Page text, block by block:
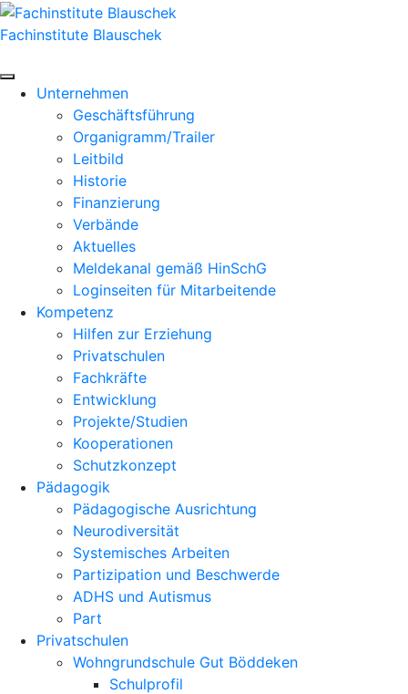
Zum
Inhalt
Fachinstitute Blauschek
Unternehmen
Geschäftsführung
Organigramm/Trailer
Leitbild
Historie
Finanzierung
Verbände
Aktuelles
Meldekanal gemäß HinSchG
Loginseiten für Mitarbeitende
Kompetenz
Hilfen zur Erziehung
Privatschulen
Fachkräfte
Entwicklung
Projekte/Studien
Kooperationen
Schutzkonzept
Pädagogik
Pädagogische Ausrichtung
Neurodiversität
Systemisches Arbeiten
Partizipation und Beschwerde
ADHS und Autismus
Part
Privatschulen
Wohngrundschule Gut Böddeken
Schulprofil